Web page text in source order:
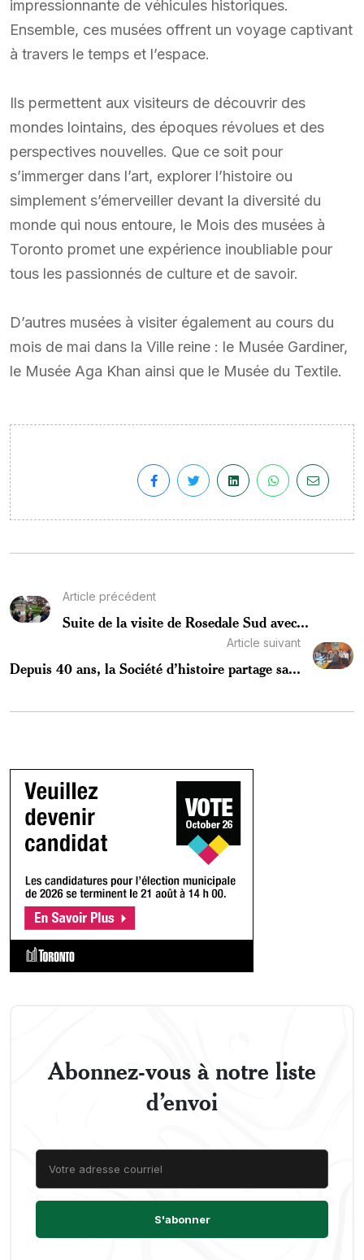
impressionnante de véhicules historiques.
Ensemble, ces musées offrent un voyage captivant
à travers le temps et l’espace.
Ils permettent aux visiteurs de découvrir des
mondes lointains, des époques révolues et des
perspectives nouvelles. Que ce soit pour
s’immerger dans l’art, explorer l’histoire ou
simplement s’émerveiller devant la diversité du
monde qui nous entoure, le Mois des musées à
Toronto promet une expérience inoubliable pour
tous les passionnés de culture et de savoir.
D’autres musées à visiter également au cours du
mois de mai dans la Ville reine : le Musée Gardiner,
le Musée Aga Khan ainsi que le Musée du Textile.
Article précédent
Suite de la visite de Rosedale Sud avec...
Article suivant
Depuis 40 ans, la Société d’histoire partage sa...
Abonnez-vous à notre liste
d’envoi